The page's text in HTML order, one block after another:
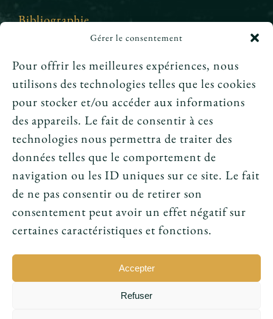
Gérer le consentement
Pour offrir les meilleures expériences, nous
utilisons des technologies telles que les cookies
pour stocker et/ou accéder aux informations
des appareils. Le fait de consentir à ces
technologies nous permettra de traiter des
données telles que le comportement de
navigation ou les ID uniques sur ce site. Le fait
de ne pas consentir ou de retirer son
consentement peut avoir un effet négatif sur
certaines caractéristiques et fonctions.
Accepter
Refuser
Bibliographie
Crédits et mentions légales
Le tarot peut-il annoncer une rencontre
amoureuse ?
Peut-on prouver que le tarot fonctionne ?
Le tarot avant l’ésotérisme : un simple jeu ?